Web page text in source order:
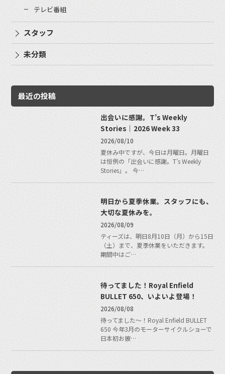
テレビ番組
スタッフ
未分類
最近の投稿
出会いに感謝。T’s Weekly
Stories｜2026 Week 33
2026/08/10
夏休み中ですが、今日は月曜日。月曜日
は恒例の「出会いに感謝。T’s Weekly
Stories」。 今…
明日から夏季休業。スタッフにも、
大切な夏休みを。
2026/08/09
ティーズは、明日8月10日（月）から15日
（土）まで、夏季休業をいただきます。
期間中はご…
待ってました！Royal Enfield
BULLET 650、いよいよ登場！
2026/08/08
待ってました〜！Royal Enfield BULLET
650 今年3月のモーターサイクルショーで
日本初お披…